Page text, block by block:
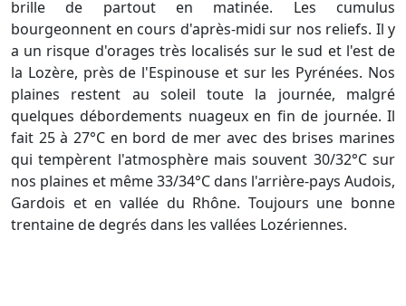
brille de partout en matinée. Les cumulus
bourgeonnent en cours d'après-midi sur nos reliefs. Il y
a un risque d'orages très localisés sur le sud et l'est de
la Lozère, près de l'Espinouse et sur les Pyrénées. Nos
plaines restent au soleil toute la journée, malgré
quelques débordements nuageux en fin de journée. Il
fait 25 à 27°C en bord de mer avec des brises marines
qui tempèrent l'atmosphère mais souvent 30/32°C sur
nos plaines et même 33/34°C dans l'arrière-pays Audois,
Gardois et en vallée du Rhône. Toujours une bonne
trentaine de degrés dans les vallées Lozériennes.